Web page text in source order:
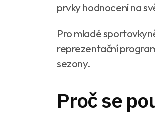
prvky hodnocení na
Pro mladé
reprezentační
sezony.
Proč se